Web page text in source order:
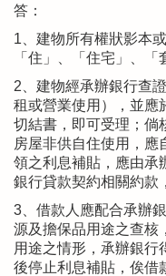
答：
1、建物所有權狀影本
「住」、「住宅」、「
2、建物經承辦銀行查
租或營業使用），並應
切結書，即可受理；倘
房屋非供自住使用，應
領之利息補貼，應由承
銀行貸款契約相關約款
3、借款人應配合承辦
源及擔保品用途之查核
用途之情形，承辦銀行
後停止利息補貼，俟借